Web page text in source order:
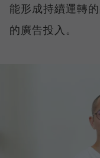
能形成持續運轉
的廣告投入。